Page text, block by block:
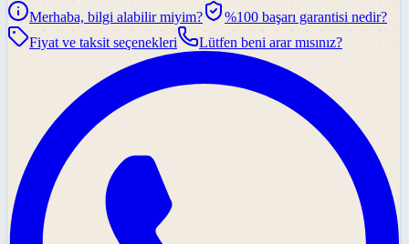
Merhaba, bilgi alabilir miyim?
%100 başarı garantisi nedir?
Fiyat ve taksit seçenekleri
Lütfen beni arar mısınız?